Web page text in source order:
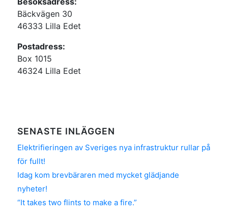
Bäckvägen 30
46333 Lilla Edet
Postadress:
Box 1015
46324 Lilla Edet
SENASTE INLÄGGEN
Elektrifieringen av Sveriges nya infrastruktur rullar på
för fullt!
Idag kom brevbäraren med mycket glädjande
nyheter!
“It takes two flints to make a fire.”